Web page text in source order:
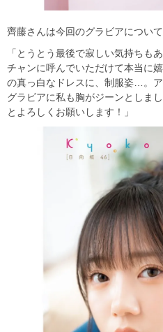
齊藤さんは今回のグラビアについ
「とうとう最後で寂しい気持ちも
チャンに呼んでいただけて本当に
の真っ白なドレスに、制服姿…。
グラビアに私も胸がジーンとし
とよろしくお願いします！」